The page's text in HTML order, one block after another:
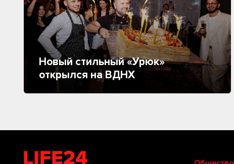
Новый стильный «Урюк»
открылся на ВДНХ